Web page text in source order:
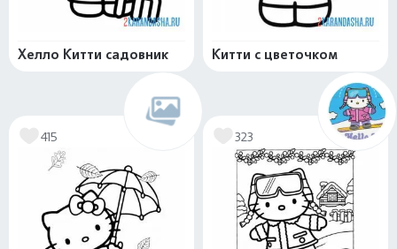
Хелло Китти садовник Китти с цветочком
415 323